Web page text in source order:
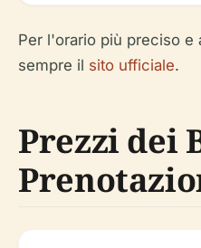
Per l'orario più preciso e
sempre il sito ufficiale.
Prezzi dei